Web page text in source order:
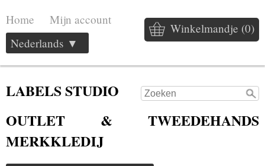
Home Mijn account
Winkelmandje (0)
Nederlands ▼
LABELS STUDIO
OUTLET & TWEEDEHANDS
MERKKLEDIJ